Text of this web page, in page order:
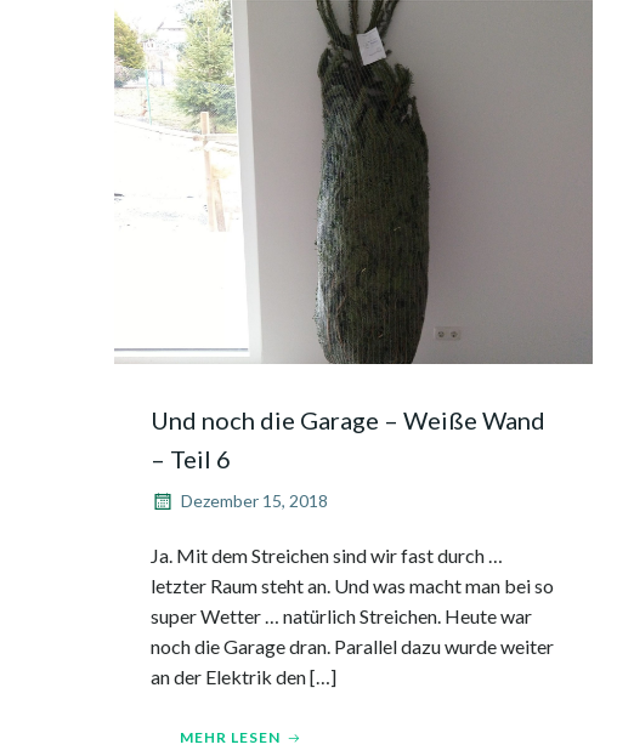
Und noch die Garage – Weiße Wand
– Teil 6
Dezember 15, 2018
Ja. Mit dem Streichen sind wir fast durch …
letzter Raum steht an. Und was macht man bei so
super Wetter … natürlich Streichen. Heute war
noch die Garage dran. Parallel dazu wurde weiter
an der Elektrik den […]
MEHR LESEN